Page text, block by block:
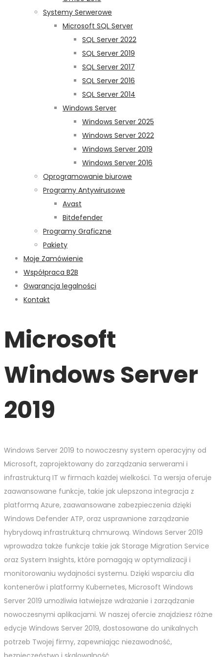
Systemy Serwerowe
Microsoft SQL Server
SQL Server 2022
SQL Server 2019
SQL Server 2017
SQL Server 2016
SQL Server 2014
Windows Server
Windows Server 2025
Windows Server 2022
Windows Server 2019
Windows Server 2016
Oprogramowanie biurowe
Programy Antywirusowe
Avast
Bitdefender
Programy Graficzne
Pakiety
Moje Zamówienie
Współpraca B2B
Gwarancja legalności
Kontakt
Microsoft
Windows Server
2019
Windows Server 2019 to nowoczesny system operacyjny od
Microsoft, zaprojektowany do zarządzania serwerami i
infrastrukturą IT w firmach każdej wielkości. Ta wersja oferuje
zaawansowane funkcje, takie jak ulepszona integracja z
platformą Azure, zaawansowane zabezpieczenia dzięki
Windows Defender ATP, oraz usprawnione zarządzanie
hybrydową infrastrukturą chmurową. Windows Server 2019
wprowadza także funkcje takie jak Storage Migration Service
oraz System Insights, które pomagają w optymalizacji i
monitorowaniu wydajności systemu. Dzięki wsparciu dla
kontenerów i platformy Kubernetes, Microsoft Windows
Server 2019 umożliwia łatwiejsze wdrażanie i zarządzanie
nowoczesnymi aplikacjami. W naszej ofercie znajdziesz różne
edycje Windows Server 2019, dostosowane do unikalnych
potrzeb Twojej firmy, zapewniając niezawodność,